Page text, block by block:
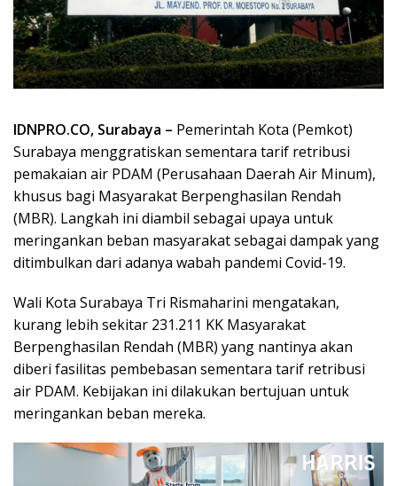
IDNPRO.CO, Surabaya – Pemerintah Kota (Pemkot)
Surabaya menggratiskan sementara tarif retribusi
pemakaian air PDAM (Perusahaan Daerah Air Minum),
khusus bagi Masyarakat Berpenghasilan Rendah
(MBR). Langkah ini diambil sebagai upaya untuk
meringankan beban masyarakat sebagai dampak yang
ditimbulkan dari adanya wabah pandemi Covid-19.
Wali Kota Surabaya Tri Rismaharini mengatakan,
kurang lebih sekitar 231.211 KK Masyarakat
Berpenghasilan Rendah (MBR) yang nantinya akan
diberi fasilitas pembebasan sementara tarif retribusi
air PDAM. Kebijakan ini dilakukan bertujuan untuk
meringankan beban mereka.